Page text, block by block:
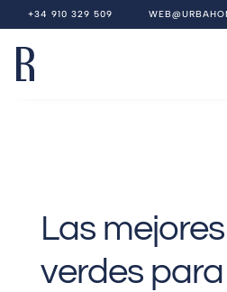
+34 910 329 509
Las
verdes